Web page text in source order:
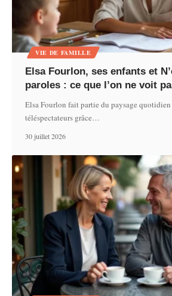
VIE DE FAMILLE
Elsa Fourlon, ses enfants et
paroles : ce que l’on ne voit
Elsa Fourlon fait partie du paysage
téléspectateurs grâce…
30 juillet 2026